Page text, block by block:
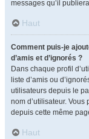
messages qu’il
Haut
Comment puis-je
d’amis et d’ignorés ?
Dans chaque profil
liste d’amis ou
utilisateurs depuis le
nom d’utilisateur.
depuis cette même
Haut